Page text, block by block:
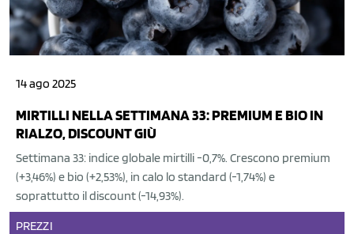
14 ago 2025
MIRTILLI NELLA SETTIMANA 33: PREMIUM E BIO IN
RIALZO, DISCOUNT GIÙ
Settimana 33: indice globale mirtilli -0,7%. Crescono premium
(+3,46%) e bio (+2,53%), in calo lo standard (-1,74%) e
soprattutto il discount (-14,93%).
PREZZI